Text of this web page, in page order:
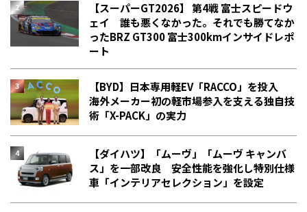
【スーパーGT2026】 第4戦 富士スピードウ
ェイ 誰も悪くなかった。それでも勝てなか
った――BRZ GT300 富士300kmインサイドレポ
ート
【BYD】日本専用軽EV「RACCO」を投入
海外メーカー初の軽市場参入を支える独自技
術「X-PACK」の実力
【ダイハツ】「ムーヴ」「ムーヴ キャンバ
ス」を一部改良 安全性能を強化し特別仕様
車「インテリアセレクション」を設定